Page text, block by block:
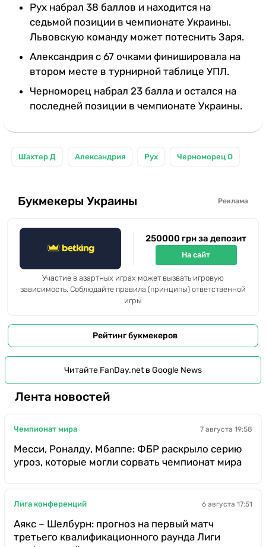
Рух набрал 38 баллов и находится на
седьмой позиции в чемпионате Украины.
Львовскую команду может потеснить Заря.
Александрия с 67 очками финишировала на
втором месте в турнирной таблице УПЛ.
Черноморец набрал 23 балла и остался на
последней позиции в чемпионате Украины.
Шахтер Д Александрия Рух Черноморец О
Букмекеры Украины Реклама
250000 грн за депозит
На сайт
Участие в азартных играх может вызвать игровую
зависимость. Соблюдайте правила (принципы) ответственной
игры
Рейтинг букмекеров
Читайте FanDay.net в Google News
Лента новостей
Чемпионат мира 7 августа 19:58
Месси, Роналду, Мбаппе: ФБР раскрыло серию
угроз, которые могли сорвать чемпионат мира
Лига конференций 6 августа 17:51
Аякс – Шелбурн: прогноз на первый матч
третьего квалификационного раунда Лиги